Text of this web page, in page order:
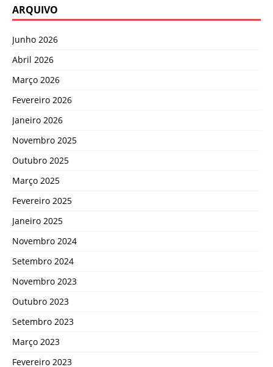
ARQUIVO
Junho 2026
Abril 2026
Março 2026
Fevereiro 2026
Janeiro 2026
Novembro 2025
Outubro 2025
Março 2025
Fevereiro 2025
Janeiro 2025
Novembro 2024
Setembro 2024
Novembro 2023
Outubro 2023
Setembro 2023
Março 2023
Fevereiro 2023